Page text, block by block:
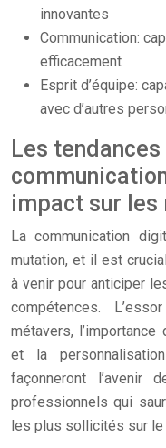
innovantes
Communication:
efficacement
Esprit d’équipe:
avec d’autres
Les
impact sur les
La communication
mutation, et il est
à venir pour anticiper
compétences.
métavers,
et la
façonneront l’avenir
professionnels qui
les plus sollicités sur le